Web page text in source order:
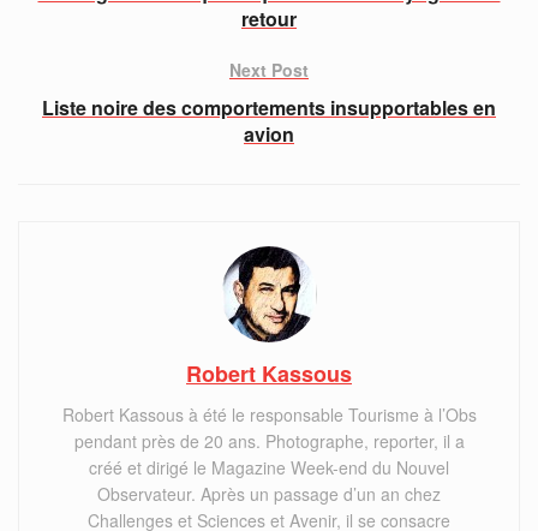
retour
Next Post
Liste noire des comportements insupportables en
avion
Robert Kassous
Robert Kassous à été le responsable Tourisme à l’Obs
pendant près de 20 ans. Photographe, reporter, il a
créé et dirigé le Magazine Week-end du Nouvel
Observateur. Après un passage d’un an chez
Challenges et Sciences et Avenir, il se consacre